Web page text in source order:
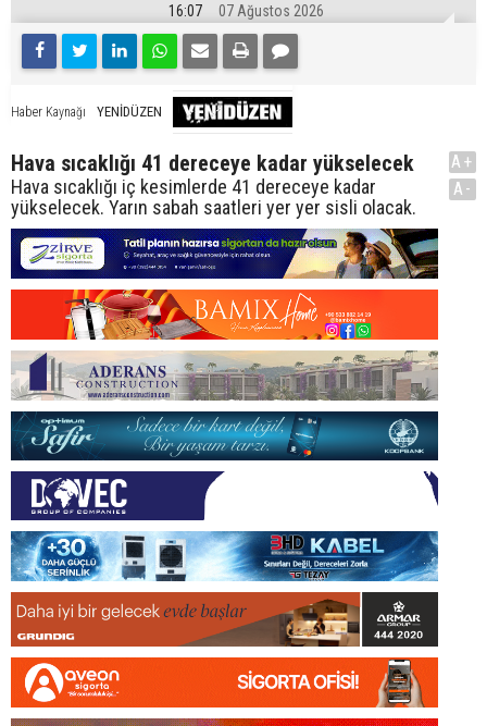
16:07 07 Ağustos 2026
Haber Kaynağı YENİDÜZEN
Hava sıcaklığı 41 dereceye kadar yükselecek
Hava sıcaklığı iç kesimlerde 41 dereceye kadar
yükselecek. Yarın sabah saatleri yer yer sisli olacak.
A+
A-